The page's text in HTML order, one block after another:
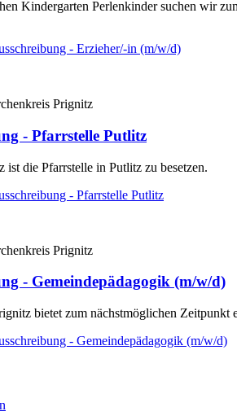
Kindergarten Perlenkinder suchen wir
- Erzieher/-in (m/w/d)
Prignitz
- Pfarrstelle Putlitz
die Pfarrstelle in Putlitz zu besetzen.
- Pfarrstelle Putlitz
Prignitz
- Gemeindepädagogik (m/w/d)
bietet zum nächstmöglichen
- Gemeindepädagogik (m/w/d)